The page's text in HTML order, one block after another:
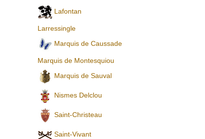
Lafontan
Larressingle
Marquis de Caussade
Marquis de Montesquiou
Marquis de Sauval
Nismes Delclou
Saint-Christeau
Saint-Vivant